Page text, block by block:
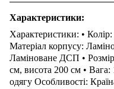
Характеристики:
Характеристики: •
Матеріал корпусу:
Ламіноване ДСП •
см, висота 200 см • Вага:
одягу Особливості: